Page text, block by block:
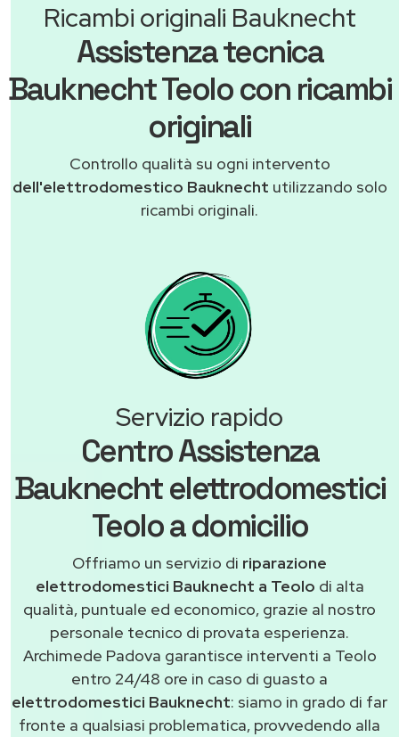
Ricambi originali Bauknecht
Assistenza tecnica
Bauknecht Teolo con ricambi
originali
Controllo qualità su ogni intervento
dell'elettrodomestico Bauknecht utilizzando solo
ricambi originali.
Servizio rapido
Centro Assistenza
Bauknecht elettrodomestici
Teolo a domicilio
Offriamo un servizio di riparazione
elettrodomestici Bauknecht a Teolo di alta
qualità, puntuale ed economico, grazie al nostro
personale tecnico di provata esperienza.
Archimede Padova garantisce interventi a Teolo
entro 24/48 ore in caso di guasto a
elettrodomestici Bauknecht: siamo in grado di far
fronte a qualsiasi problematica, provvedendo alla